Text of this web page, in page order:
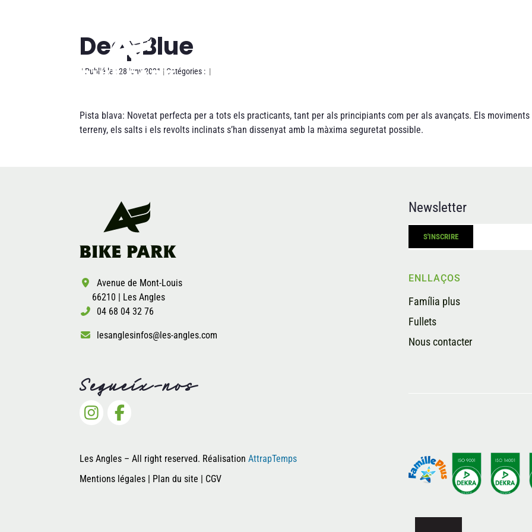
Salut c'est nous...
les Cookies !
vous déranger, mais on aimerait bien vous accompagner pendant
C'est OK pour vous ?
DeepBlue
| Publié le : 28 juny 2021 | Catégories : |
Pista blava: Novetat perfecta per a tots els practicants, tant per als principiants com per als avançats. Els moviments
terreny, els salts i els revolts inclinats s’han dissenyat amb la màxima seguretat possible.
Avenue de Mont-Louis
66210 | Les Angles
04 68 04 32 76
lesanglesinfos@les-angles.com
Segueix-nos
Les Angles – All right reserved. RéalisationAttrapTemps
Mentions légales
Plan du site CGV
Newsletter
ENLLAÇOS
Família plus
Fullets
Nous contacter